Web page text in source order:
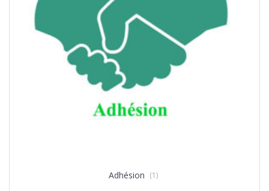
Adhésion (1)